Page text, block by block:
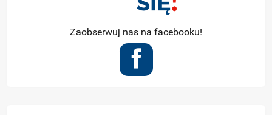
Zaobserwuj nas na facebooku!